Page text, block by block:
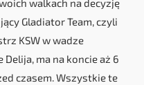
walkach na decyzję
Gladiator Team, czyli
KSW w wadze
Delija, ma na koncie aż 6
czasem. Wszystkie te